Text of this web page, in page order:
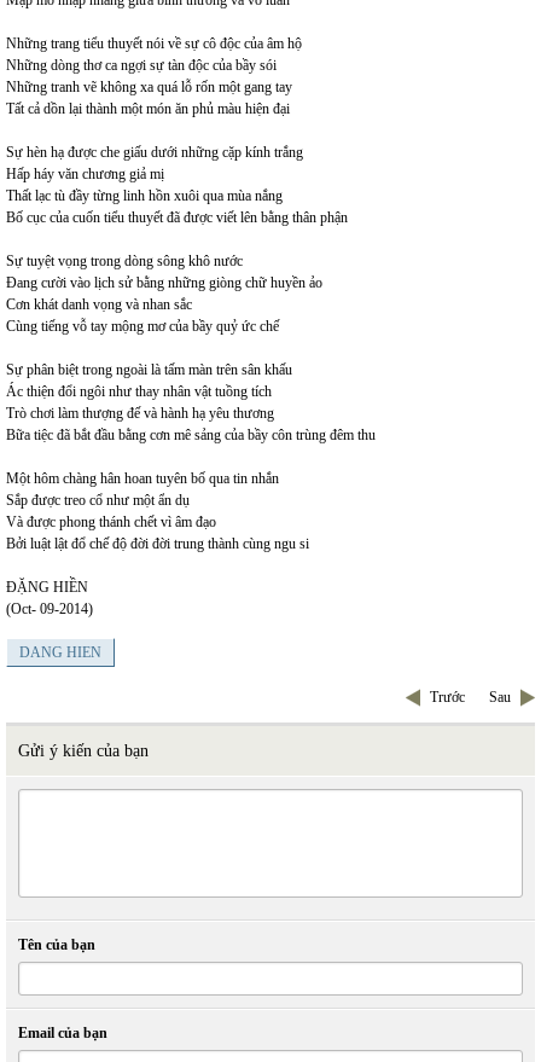
Những trang tiểu thuyết nói về sự cô độc của âm hộ
Những dòng thơ ca ngợi sự tàn độc của bầy sói
Những tranh vẽ không xa quá lỗ rốn một gang tay
Tất cả dồn lại thành một món ăn phủ màu hiện đại
Sự hèn hạ được che giấu dưới những cặp kính trắng
Hấp háy văn chương giả mị
Thất lạc tù đầy từng linh hồn xuôi qua mùa nắng
Bố cục của cuốn tiểu thuyết đã được viết lên bằng thân phận
Sự tuyệt vọng trong dòng sông khô nước
Đang cười vào lịch sử bằng những giòng chữ huyền ảo
Cơn khát danh vọng và nhan sắc
Cùng tiếng vỗ tay mộng mơ của bầy quỷ ức chế
Sự phân biệt trong ngoài là tấm màn trên sân khấu
Ác thiện đổi ngôi như thay nhân vật tuồng tích
Trò chơi làm thượng đế và hành hạ yêu thương
Bữa tiệc đã bắt đầu bằng cơn mê sảng của bầy côn trùng đêm thu
Một hôm chàng hân hoan tuyên bố qua tin nhắn
Sắp được treo cổ như một ẩn dụ
Và được phong thánh chết vì âm đạo
Bởi luật lật đổ chế độ đời đời trung thành cùng ngu si
ĐẶNG HIỀN
(Oct- 09-2014)
DANG HIEN
Trước Sau
Gửi ý kiến của bạn
Tên của bạn
Email của bạn